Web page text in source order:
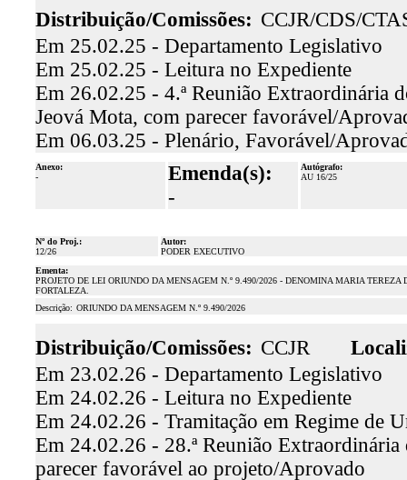
Distribuição/Comissões: CCJR/CDS/
Em 25.02.25 - Departamento Legislativo
Em 25.02.25 - Leitura no Expediente
Em 26.02.25 - 4.ª Reunião Extraordinária
Jeová Mota, com parecer favorável/
Em 06.03.25 - Plenário, Favorável/
Anexo:
-
Emenda(s):
-
Autógrafo:
AU 16/25
Nº do Proj.:
12/26
Autor:
PODER EXECUTIVO
Ementa:
PROJETO DE LEI ORIUNDO DA MENSAGEM N.º 9.490/2026 - DENOMINA MARIA
FORTALEZA.
Descrição: ORIUNDO DA MENSAGEM N.º 9.490/2026
Distribuição/Comissões: CCJR
Em 23.02.26 - Departamento Legislativo
Em 24.02.26 - Leitura no Expediente
Em 24.02.26 - Tramitação em Regime de
Em 24.02.26 - 28.ª Reunião
parecer favorável ao projeto/Aprovado